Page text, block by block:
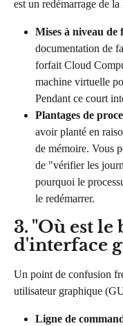
est un redémarrage de
Mises à niveau de
documentation de
forfait Cloud
machine virtuelle
Pendant ce court
Plantages de
avoir planté en
de mémoire. Vous
de "vérifier les
pourquoi le
le redémarrer.
3. "Où est le
d'interface
Un point de confusion
utilisateur graphique
Ligne de